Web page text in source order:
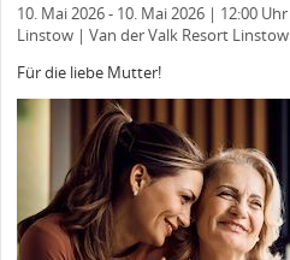
10. Mai 2026- 10. Mai 2026 | 12:00 Uhr
Linstow | Van der Valk Resort Linstow
Für die liebe Mutter!